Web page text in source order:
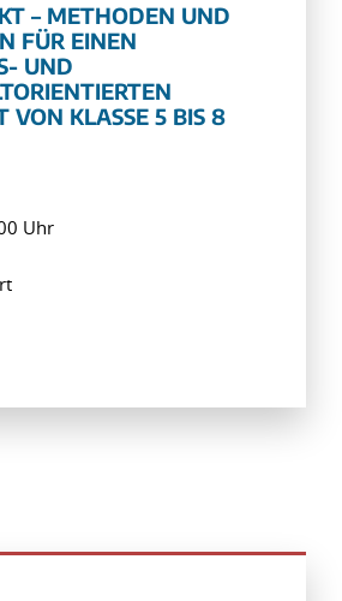
– METHODEN UND
FÜR EINEN
UND
VON KLASSE 5 BIS 8
Uhr